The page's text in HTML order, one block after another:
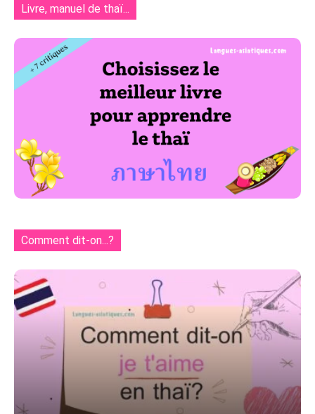
Livre, manuel de thaï...
Comment dit-on...?